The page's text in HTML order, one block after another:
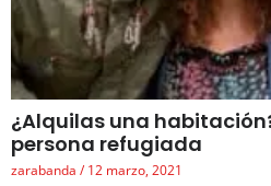
¿Alquilas una
persona refugiada
zarabanda 12 marzo, 2021